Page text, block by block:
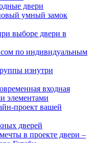
двери
умный замок
выборе двери в
по индивидуальным
изнутри
входная
элементами
проект вашей
дверей
в проекте двери –